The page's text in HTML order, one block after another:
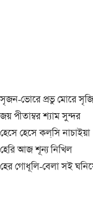
সৃজন-ভোরে প্রভু মোরে
জয় পীতাম্বর শ্যাম সুন্দর
হেসে হেসে কল্‌সি নাচাইয়া
হেরি আজ শূন্য নিখিল
হের গোধূলি-বেলা সই